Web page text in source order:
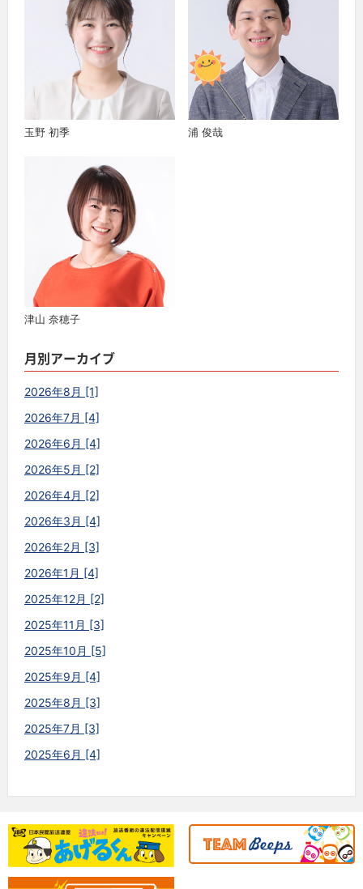
玉野 初季 浦 俊哉
津山 奈穂子
月別アーカイブ
2026年8月 [1]
2026年7月 [4]
2026年6月 [4]
2026年5月 [2]
2026年4月 [2]
2026年3月 [4]
2026年2月 [3]
2026年1月 [4]
2025年12月 [2]
2025年11月 [3]
2025年10月 [5]
2025年9月 [4]
2025年8月 [3]
2025年7月 [3]
2025年6月 [4]